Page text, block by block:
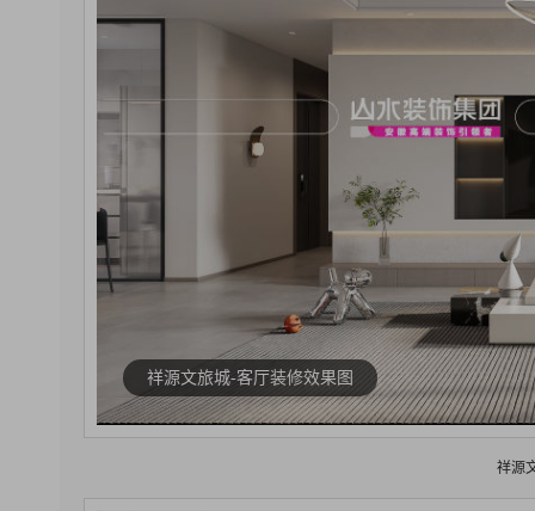
祥源文旅城-客厅装修效果图
祥源